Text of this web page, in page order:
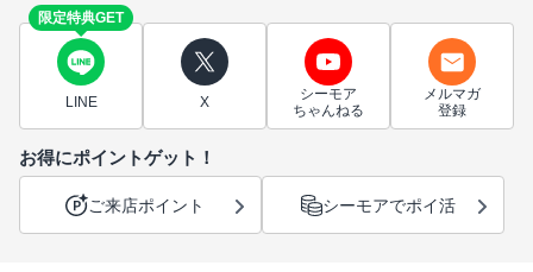
限定特典GET
LINE X
シーモア
ちゃんねる
メルマガ
登録
お得にポイントゲット！
ご来店ポイント シーモアでポイ活